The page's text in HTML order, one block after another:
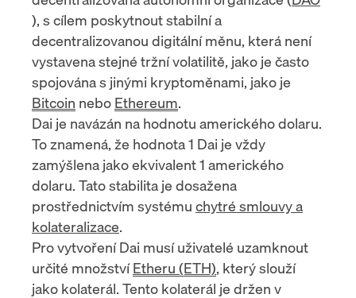
), s cílem poskytnout stabilní a
decentralizovanou digitální měnu, která není
vystavena stejné tržní volatilitě, jako je často
spojována s jinými kryptoměnami, jako je
Bitcoin nebo Ethereum.
Dai je navázán na hodnotu amerického dolaru.
To znamená, že hodnota 1 Dai je vždy
zamýšlena jako ekvivalent 1 amerického
dolaru. Tato stabilita je dosažena
prostřednictvím systému chytré smlouvy a
kolateralizace.
Pro vytvoření Dai musí uživatelé uzamknout
určité množstvíEtheru (ETH), který slouží
jako kolaterál. Tento kolaterál je držen v